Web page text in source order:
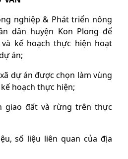
nghiệp & Phát triển nông
dân huyện Kon Plong để
kế hoạch thực hiện hoạt
án;
dự án được chọn làm vùng
hoạch thực hiện;
giao đất và rừng trên thực
số liệu liên quan của địa